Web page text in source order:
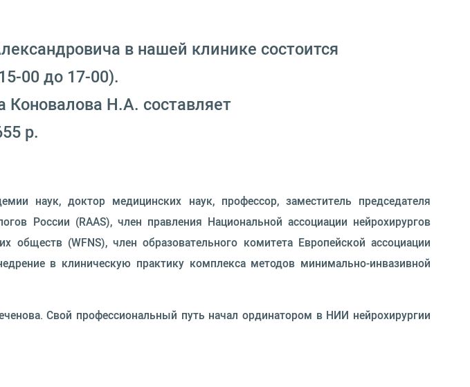
в нашей клинике состоится
00 до 17-00).
Коновалова Н.А. составляет
р.
наук, доктор медицинских наук, профессор, заместитель председателя
России (RAAS), член правления Национальной ассоциации нейрохирургов
обществ (WFNS), член образовательного комитета Европейской ассоциации
в клиническую практику комплекса методов минимально-инвазивной
Свой профессиональный путь начал ординатором в НИИ нейрохирургии